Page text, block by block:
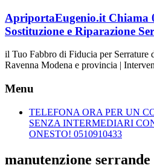
Vai
al
contenuto
ApriportaEugenio.it Chiama
Sostituzione e Riparazione
il Tuo Fabbro di Fiducia per Serrature
Ravenna Modena e provincia |
Menu
TELEFONA ORA PER UN
SENZA INTERMEDIARI
ONESTO! 0510910433
manutenzione